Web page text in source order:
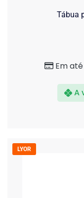
Tábua
Em
A
LYOR